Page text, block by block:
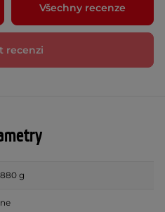
Všechny recenze
recenzi
880 g
ne